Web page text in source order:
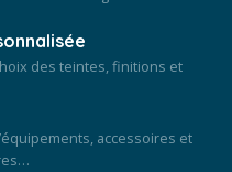
des teintes, finitions et
accessoires et